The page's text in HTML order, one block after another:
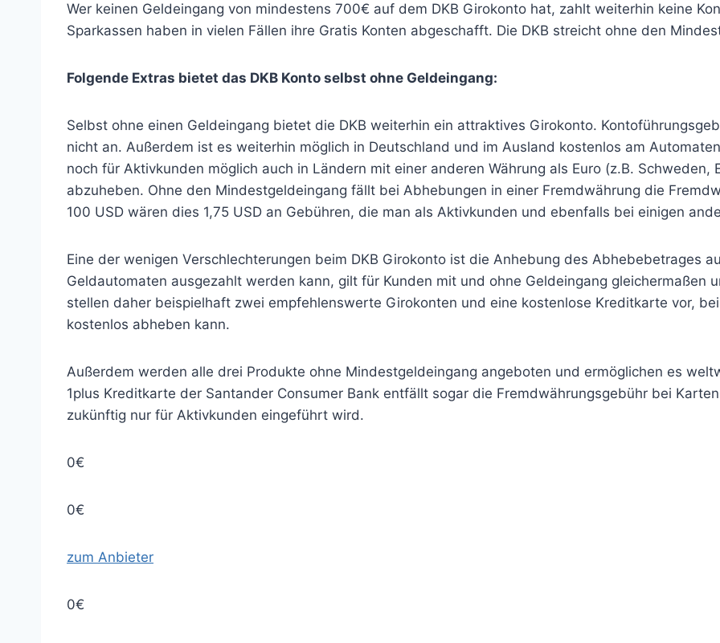
Wer keinen Geldeingang von mindestens 700€ auf dem DKB Girokonto hat, zahlt weiterhin keine
Sparkassen haben in vielen Fällen ihre Gratis Konten abgeschafft. Die DKB streicht ohne den
Folgende Extras bietet das DKB Konto selbst ohne Geldeingang:
Selbst ohne einen Geldeingang bietet die DKB weiterhin ein attraktives Girokonto.
nicht an. Außerdem ist es weiterhin möglich in Deutschland und im Ausland kostenlos am
noch für Aktivkunden möglich auch in Ländern mit einer anderen Währung als Euro (z.B. Schweden,
abzuheben. Ohne den Mindestgeldeingang fällt bei Abhebungen in einer Fremdwährung die
100 USD wären dies 1,75 USD an Gebühren, die man als Aktivkunden und ebenfalls bei einigen
Eine der wenigen Verschlechterungen beim DKB Girokonto ist die Anhebung des Abhebebetrages
Geldautomaten ausgezahlt werden kann, gilt für Kunden mit und ohne Geldeingang gleichermaßen
stellen daher beispielhaft zwei empfehlenswerte Girokonten und eine kostenlose Kreditkarte vor,
kostenlos abheben kann.
Außerdem werden alle drei Produkte ohne Mindestgeldeingang angeboten und ermöglichen es
1plus Kreditkarte der Santander Consumer Bank entfällt sogar die Fremdwährungsgebühr bei
zukünftig nur für Aktivkunden eingeführt wird.
0€
0€
zum Anbieter
0€